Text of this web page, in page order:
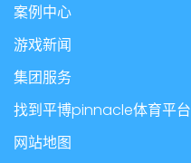
案例中心
游戏新闻
集团服务
找到平博pinnacle体育平台
网站地图